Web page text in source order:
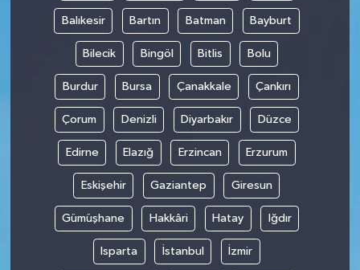
Balıkesir Bartın Batman Bayburt
Bilecik Bingöl Bitlis Bolu
Burdur Bursa Çanakkale Çankırı
Çorum Denizli Diyarbakır Düzce
Edirne Elazığ Erzincan Erzurum
Eskişehir Gaziantep Giresun
Gümüşhane Hakkâri Hatay Iğdır
Isparta İstanbul İzmir